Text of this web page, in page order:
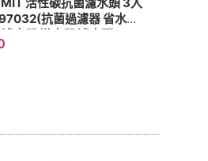
抗菌過濾器 省水過
水器 導水器 濾水頭)